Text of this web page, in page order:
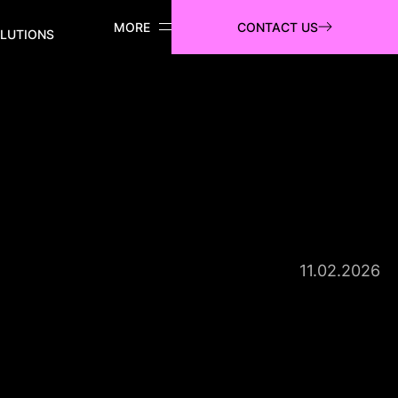
CONTACT US
11.02.2026